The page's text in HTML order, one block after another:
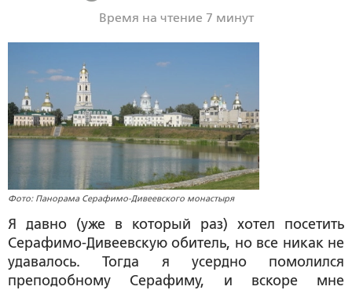
Время на чтение 7 минут
Фото: Панорама Серафимо-Дивеевского монастыря
Я давно (уже в который раз) хотел посетить
Серафимо-Дивеевскую обитель, но все никак не
удавалось. Тогда я усердно помолился
преподобному Серафиму, и вскоре мне